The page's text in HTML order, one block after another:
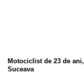
Motociclist de 23 de
Suceava